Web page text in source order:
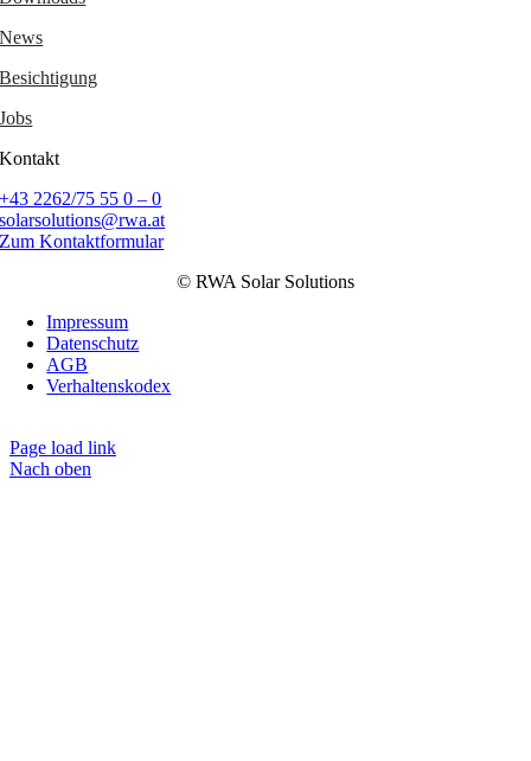
News
Besichtigung
Jobs
Kontakt
+43 2262/75 55 0 – 0
solarsolutions@rwa.at
Zum Kontaktformular
© RWA Solar Solutions
Impressum
Datenschutz
AGB
Verhaltenskodex
Page load link
Nach oben